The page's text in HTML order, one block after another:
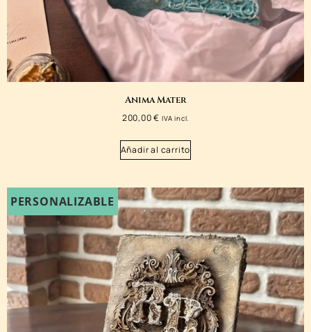
Anima Mater
200,00€ IVA incl.
Añadir al carrito
PERSONALIZABLE